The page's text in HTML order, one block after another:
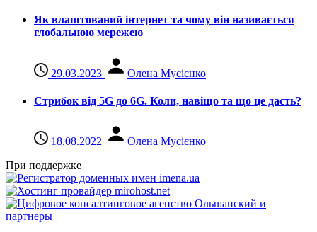
Як влаштований інтернет та чому він називається
глобальною мережею
29.03.2023 Олена Мусієнко
Стрибок від 5G до 6G. Коли, навіщо та що це даcть?
18.08.2022
Олена Мусієнко
При поддержке